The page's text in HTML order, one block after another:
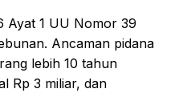
Ayat 1 UU Nomor 39
Ancaman pidana
lebih 10 tahun
Rp 3 miliar, dan